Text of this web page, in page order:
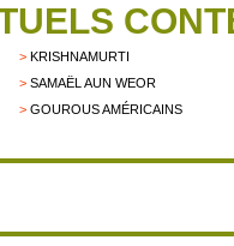
>KRISHNAMURTI
>SAMAËL AUN WEOR
>GOUROUS AMÉRICAINS